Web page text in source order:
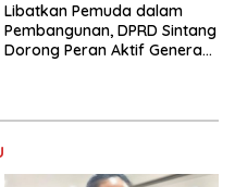
Libatkan Pemuda dalam
Pembangunan, DPRD Sintang
Dorong Peran Aktif Generasi